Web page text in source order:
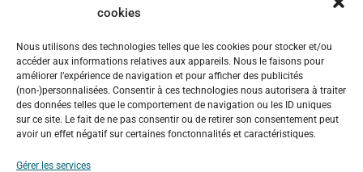
cookies
Nous utilisons des technologies telles que les cookies pour stocker et/ou
accéder aux informations relatives aux appareils. Nous le faisons pour
améliorer l’expérience de navigation et pour afficher des publicités
(non-)personnalisées. Consentir à ces technologies nous autorisera à traiter
des données telles que le comportement de navigation ou les ID uniques
sur ce site. Le fait de ne pas consentir ou de retirer son consentement peut
avoir un effet négatif sur certaines fonctonnalités et caractéristiques.
Gérer les services
RCS Paris B 450 885 942